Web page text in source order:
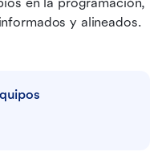
y alineados.